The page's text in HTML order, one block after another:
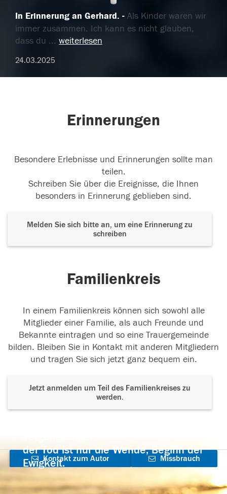
In Erinnerung an Gerhard.
Als Kinder waren wir
immer zusammen. Ich kann es nicht glauben,
dass du ... weiterlesen
24.03.2025
Erinnerungen
Besondere Erlebnisse und Erinnerungen sollte man
teilen.
Schreiben Sie über die Ereignisse, die Ihnen
besonders in Erinnerung geblieben sind.
Melden Sie sich bitte an, um eine Erinnerung zu
schreiben
Familienkreis
In einem Familienkreis können sich sowohl alle
Mitglieder einer Familie, als auch Freunde und
Bekannte eintragen und so eine Trauergemeinde
bilden. Bleiben Sie in Kontakt mit anderen Mitgliedern
und tragen Sie sich jetzt ganz bequem ein.
Jetzt anmelden um Teil des Familienkreises zu
werden.
der Tod ist nur die Wende, Beginn der
Ewigkeit.
Kontakt zum Autor
aufnehmen
Missbrauch